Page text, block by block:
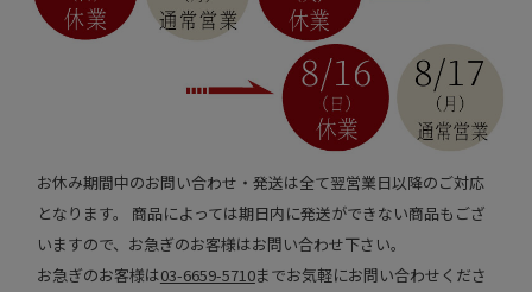
お休み期間中のお問い合わせ・発送は全て翌営業日以降のご対応
となります。 商品によっては期日内に発送ができない商品もござ
いますので、お急ぎのお客様はお問い合わせ下さい。
お急ぎのお客様は03-6659-5710までお気軽にお問い合わせくださ